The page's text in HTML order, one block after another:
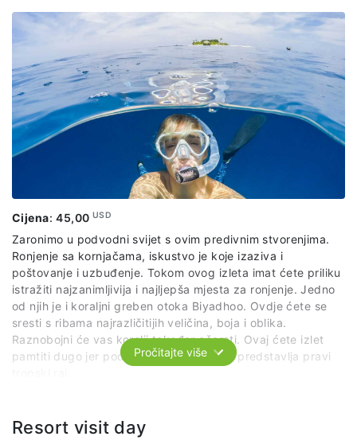
Cijena:45,00 USD
Zaronimo u podvodni svijet s ovim predivnim stvorenjima.
Ronjenje sa kornjačama, iskustvo je koje izaziva i
poštovanje i uzbuđenje. Tokom ovog izleta imat ćete priliku
istražiti najzanimljivija i najljepša mjesta za ronjenje. Jedno
od njih je i koraljni greben otoka Biyadhoo. Ovdje ćete se
sresti s ribama najrazličitijih veličina, boja i oblika.
Raznobojni će vas koralji također očarati. Ovaj ćete izlet
pamtiti dugo jer podvodni svijet Maldiva predstavlja pravi
predstavnika agencije i lokalnog vodiča, opremu za
ronjenje.
Pročitajte više
Resort visit day